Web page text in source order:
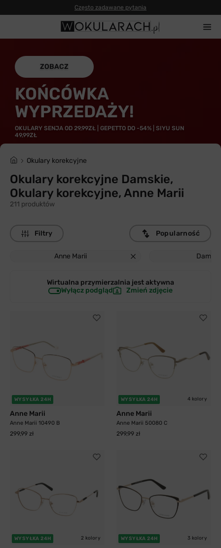
Często zadawane pytania
ZOBACZ
KOŃCÓWKA
WYPRZEDAŻY!
OKULARY SENJA OD 29,99ZŁ | GEPETTO DO -54% | SIYU SUN
49,99ZŁ
Okulary korekcyjne
Okulary korekcyjne Damskie,
Okulary korekcyjne, Anne Marii
211 produktów
Filtry
Anne Marii
Popularność
Wirtualna przymierzalnia jestaktywna
Wyłącz podgląd
Zmień zdjęcie
WYSYŁKA 24H
Anne Marii
Anne Marii 10490 B
299,99 zł
WYSYŁKA 24H 4 kolory
Anne Marii
Anne Marii 50080 C
299,99 zł
WYSYŁKA 24H 2 kolory WYSYŁKA 24H 3 kolory